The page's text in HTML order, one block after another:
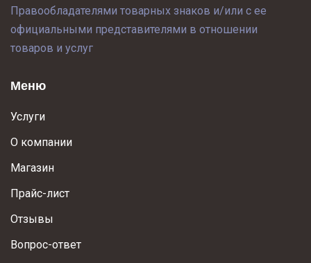
Правообладателями товарных знаков и/или с ее
официальными представителями в отношении
товаров и услуг
Меню
Услуги
О компании
Магазин
Прайс-лист
Отзывы
Вопрос-ответ